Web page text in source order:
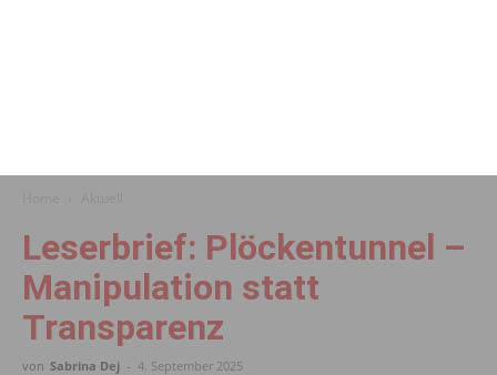
Leserbrief: Plöckentunnel –
Manipulation statt
Transparenz
von Sabrina Dej - 4. September 2025